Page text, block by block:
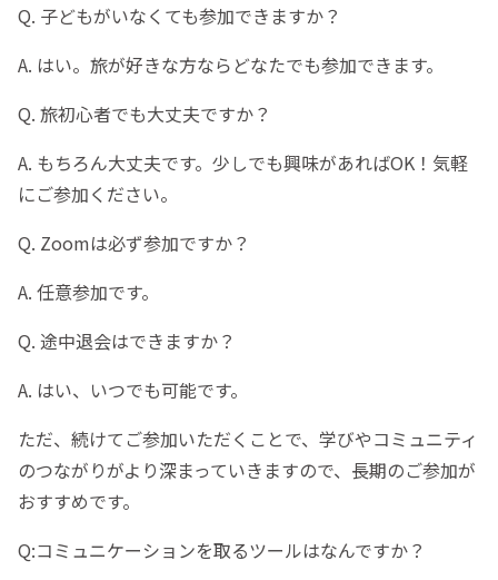
Q. 子どもがいなくても参加できますか？
A. はい。旅が好きな方ならどなたでも参加できます。
Q. 旅初心者でも大丈夫ですか？
A. もちろん大丈夫です。少しでも興味があればOK！気軽
にご参加ください。
Q. Zoomは必ず参加ですか？
A. 任意参加です。
Q. 途中退会はできますか？
A. はい、いつでも可能です。
ただ、続けてご参加いただくことで、学びやコミュニティ
のつながりがより深まっていきますので、長期のご参加が
おすすめです。
Q:コミュニケーションを取るツールはなんですか？